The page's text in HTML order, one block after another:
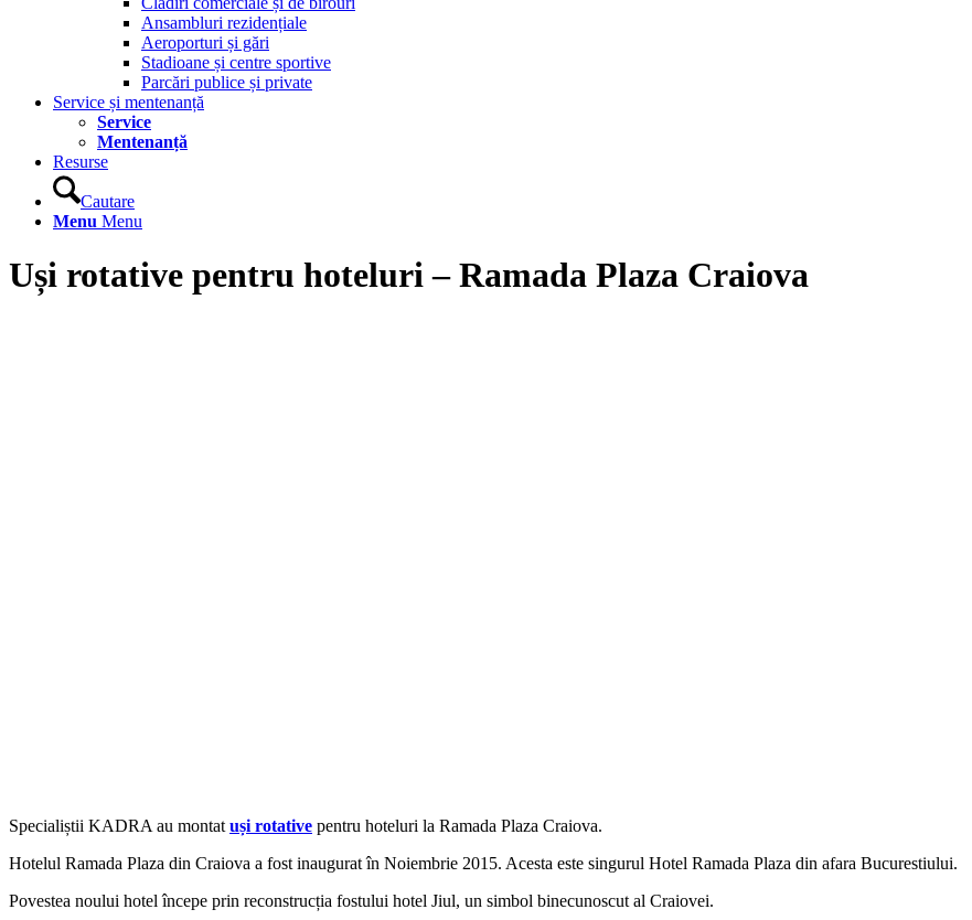
Ansambluri rezidențiale
Aeroporturi și gări
Stadioane și centre sportive
Parcări publice și private
Service și mentenanță
Service
Mentenanță
Resurse
Cautare
Menu Menu
Uși rotative pentru hoteluri – Ramada Plaza Craiova
Specialiștii KADRA au montat uși rotative pentru hoteluri la Ramada Plaza Craiova.
Hotelul Ramada Plaza din Craiova a fost inaugurat în Noiembrie 2015. Acesta este singurul Hotel Ramada Plaza din afara Bucurestiului.
Povestea noului hotel începe prin reconstrucția fostului hotel Jiul, un simbol binecunoscut al Craiovei.